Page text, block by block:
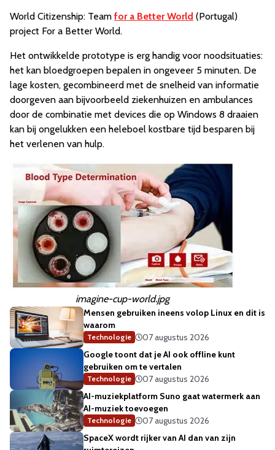
World Citizenship: Team for a Better World (Portugal)
project For a Better World.
Het ontwikkelde prototype is erg handig voor noodsituaties:
het kan bloedgroepen bepalen in ongeveer 5 minuten. De
lage kosten, gecombineerd met de snelheid van informatie
doorgeven aan bijvoorbeeld ziekenhuizen en ambulances
door de combinatie met devices die op Windows 8 draaien
kan bij ongelukken een heleboel kostbare tijd besparen bij
het verlenen van hulp.
imagine-cup-world.jpg
Mensen gebruiken ineens volop Linux en dit is
waarom
Technologie
07 augustus 2026
Google toont dat je AI ook offline kunt
gebruiken om te vertalen
Technologie
07 augustus 2026
AI-muziekplatform Suno gaat watermerk aan
AI-muziek toevoegen
Technologie
07 augustus 2026
SpaceX wordt rijker van AI dan van zijn